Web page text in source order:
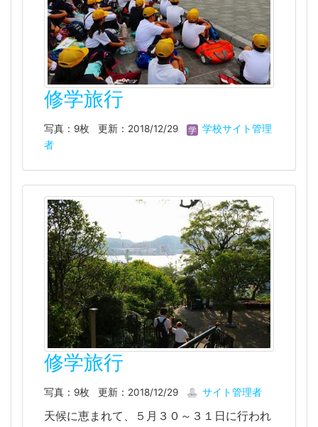
修学旅行
写真：9枚 更新：2018/12/29
学校サイト管理
者
修学旅行
写真：9枚 更新：2018/12/29 サイト管理者
天候に恵まれて、５月３０～３１日に行われ